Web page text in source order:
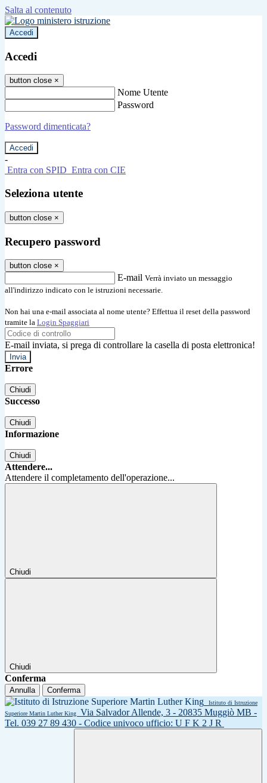
Salta al contenuto
Accedi
Accedi
button close ×
Nome Utente
Password
Password dimenticata?
-
Entra con SPID Entra con CIE
Seleziona utente
button close ×
Recupero password
button close ×
E-mail Verrà inviato un messaggio
all'indirizzo indicato con le istruzioni necessarie.
Non hai una e-mail associata al nome utente? Effettua il reset della password
tramite la Login Spaggiari
E-mail inviata, si prega di controllare la casella di posta elettronica!
Errore
Chiudi
Successo
Chiudi
Informazione
Chiudi
Attendere...
Attendere il completamento dell'operazione...
Chiudi
Chiudi
Conferma
Annulla Conferma
Istituto di Istruzione
Superiore Martin Luther King
Via Salvador Allende, 3 - 20835 Muggiò MB -
Tel. 039 27 89 430 - Codice univoco ufficio: U F K 2 J R